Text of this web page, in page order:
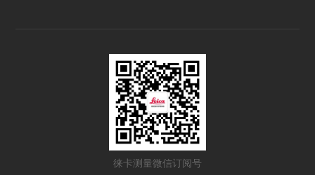
徕卡测量微信订阅号